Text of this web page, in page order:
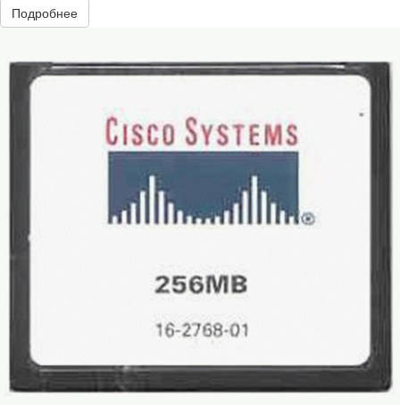
Подробнее